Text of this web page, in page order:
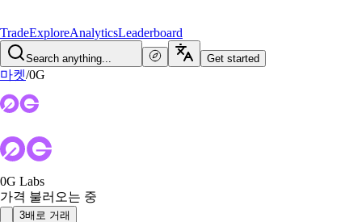
TradeExploreAnalyticsLeaderboard
Search anything... Get started
마켓/0G
0G Labs
가격 불러오는 중
3배로 거래